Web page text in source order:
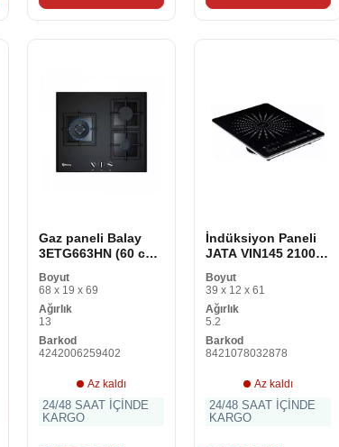
Gaz paneli Balay
3ETG663HN (60 cm)
Boyut
68 x 19 x 69
Ağırlık
13
Barkod
4242006259402
Az kaldı
24/48 SAAT İÇİNDE
KARGO
İndüksiyon Paneli
JATA VIN145 2100W
Boyut
39 x 12 x 61
Ağırlık
5.2
Barkod
8421078032878
Az kaldı
24/48 SAAT İÇİNDE
KARGO